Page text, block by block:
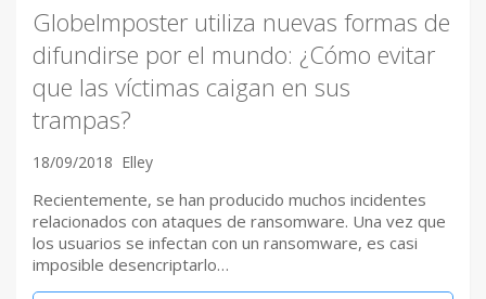
GlobeImposter utiliza nuevas formas de
difundirse por el mundo: ¿Cómo evitar
que las víctimas caigan en sus
trampas?
18/09/2018 Elley
Recientemente, se han producido muchos incidentes
relacionados con ataques de ransomware. Una vez que
los usuarios se infectan con un ransomware, es casi
imposible desencriptarlo…